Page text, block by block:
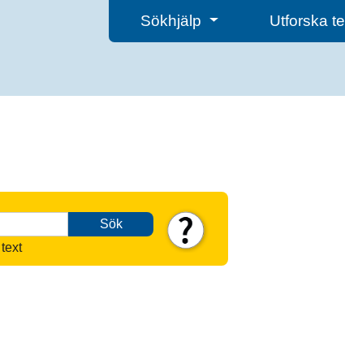
Sökhjälp Utforska
Sök